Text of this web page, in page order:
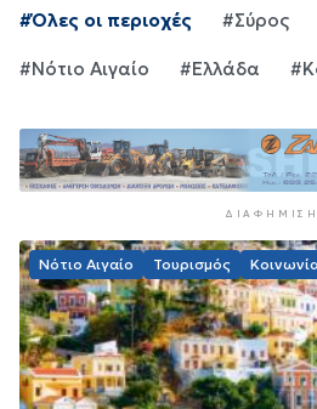
#Όλες οι περιοχές #Σύρος
#Νότιο Αιγαίο #Ελλάδα
ΔΙΑΦΉΜΙΣΗ
Νότιο Αιγαίο Τουρισμός